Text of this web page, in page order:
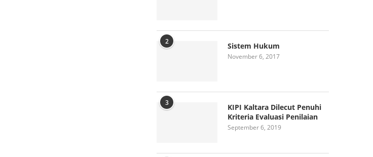
2 Sistem Hukum
November 6, 2017
3
KIPI Kaltara Dilecut Penuhi
Kriteria Evaluasi Penilaian
September 6, 2019